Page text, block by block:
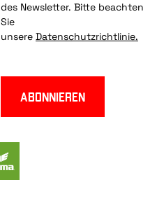
des Newsletter. Bitte beachten
Sie
unsere Datenschutzrichtlinie.
Abonnieren